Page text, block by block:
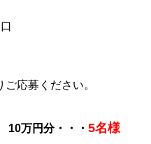
応募ください。
万円分・・・ 5名様